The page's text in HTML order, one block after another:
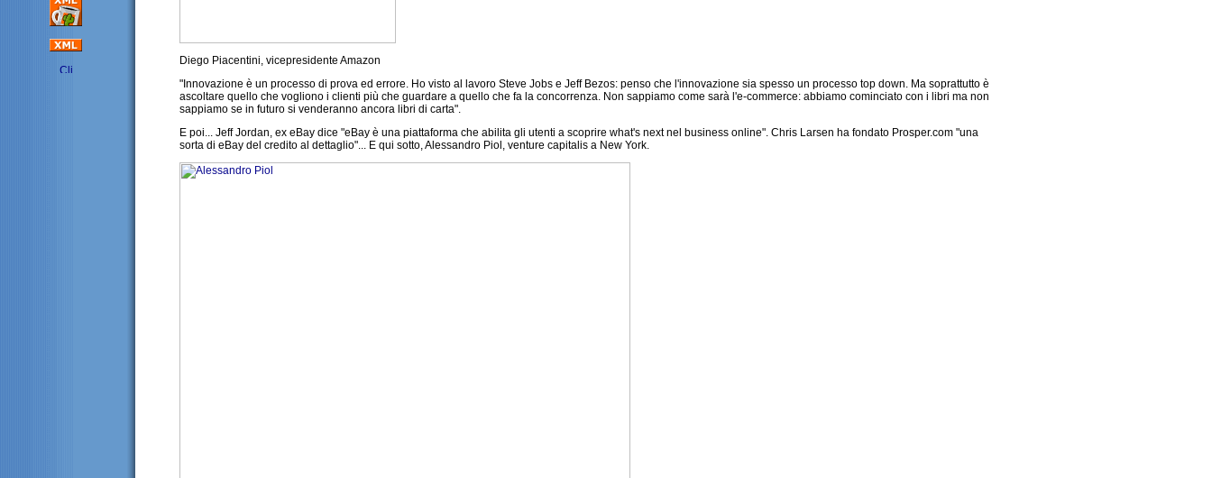
Diego Piacentini, vicepresidente Amazon
"Innovazione è un processo di prova ed errore. Ho visto al lavoro Steve Jobs e Jeff Bezos: penso che l'innovazione sia spesso un processo top down. Ma soprattutto è
ascoltare quello che vogliono i clienti più che guardare a quello che fa la concorrenza. Non sappiamo come sarà l'e-commerce: abbiamo cominciato con i libri ma non
sappiamo se in futuro si venderanno ancora libri di carta".
E poi... Jeff Jordan, ex eBay dice "eBay è una piattaforma che abilita gli utenti a scoprire what's next nel business online". Chris Larsen ha fondato Prosper.com "una
sorta di eBay del credito al dettaglio"... E qui sotto, Alessandro Piol, venture capitalis a New York.